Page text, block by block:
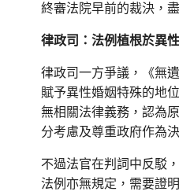
終審法院早前的裁決，
律政司：法例植根於異
律政司一方爭議，《無
賦予異性婚姻特殊的地
無相關法律義務，認為
分考慮及尊重政府作為
不過法官在判詞中反駁
法例亦無規定，需要證